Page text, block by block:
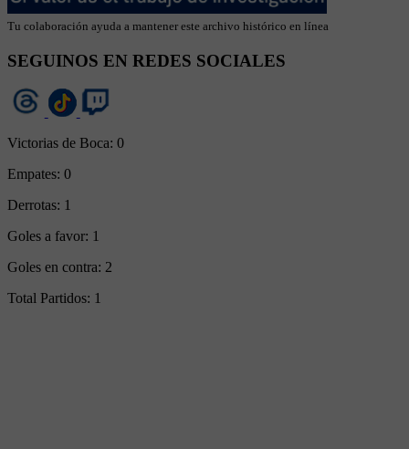
Tu colaboración ayuda a mantener este archivo histórico en línea
SEGUINOS EN REDES SOCIALES
Victorias de Boca: 0
Empates: 0
Derrotas: 1
Goles a favor: 1
Goles en contra: 2
Total Partidos: 1